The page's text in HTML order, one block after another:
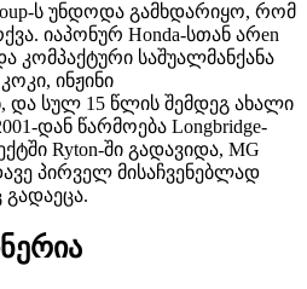
ს უნდოდა გამხდარიყო, რომ
იაპონურ Honda-სთან არen
კომპაქტური საშუალმანქანა
ინჟინი
და სულ 15 წლის შემდეგ ახალი
დან წარმოება Longbridge-
Ryton-ში გადავიდა, MG
პირველ მისაჩვენებლად